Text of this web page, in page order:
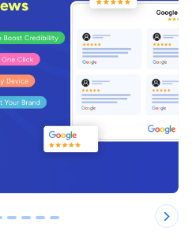
2 3 4 5